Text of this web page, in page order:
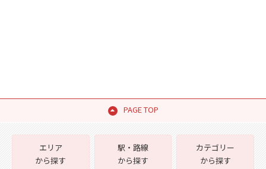
PAGE TOP
エリア
から探す
駅・路線
から探す
カテゴリー
から探す